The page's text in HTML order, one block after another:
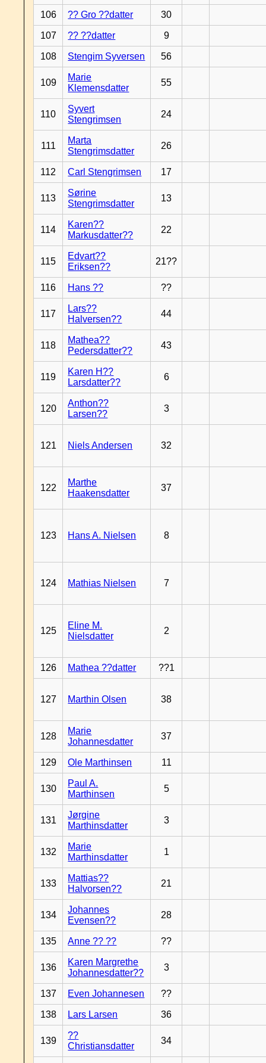
106 ?? Gro ??datter 30
107 ?? ??datter 9
108 Stengim Syversen 56
109
Marie
Klemensdatter
55
110
Syvert
Stengrimsen
24
111
Marta
Stengrimsdatter
26
112 Carl Stengrimsen 17
113
Sørine
Stengrimsdatter
13
114
Karen??
Markusdatter??
22
115
Edvart??
Eriksen??
21??
116 Hans ?? ??
117
Lars??
Halversen??
44
118
Mathea??
Pedersdatter??
43
119
Karen H??
Larsdatter??
6
120
Anthon??
Larsen??
3
121 Niels Andersen 32
122
Marthe
Haakensdatter
37
123 Hans A. Nielsen 8
124 Mathias Nielsen 7
125
Eline M.
Nielsdatter
2
126 Mathea ??datter ??1
127 Marthin Olsen 38
128
Marie
Johannesdatter
37
129 Ole Marthinsen 11
130
Paul A.
Marthinsen
5
131
Jørgine
Marthinsdatter
3
132
Marie
Marthinsdatter
1
133
Mattias??
Halvorsen??
21
134
Johannes
Evensen??
28
135 Anne ?? ?? ??
136
Karen Margrethe
Johannesdatter??
3
137 Even Johannesen ??
138 Lars Larsen 36
139
??
Christiansdatter
34